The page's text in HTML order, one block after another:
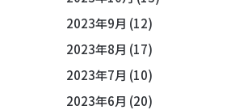
2023年9月 (12)
2023年8月 (17)
2023年7月 (10)
2023年6月 (20)